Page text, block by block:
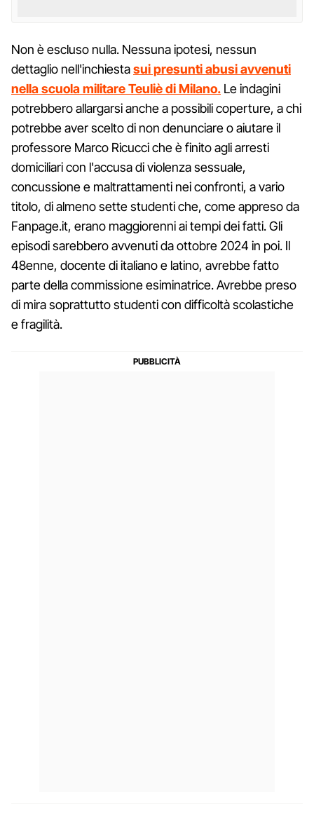
Non è escluso nulla. Nessuna ipotesi, nessun
dettaglio nell'inchiestasui presunti abusi avvenuti
nella scuola militare Teuliè di Milano. Le indagini
potrebbero allargarsi anche a possibili coperture, a chi
potrebbe aver scelto di non denunciare o aiutare il
professore Marco Ricucci che è finito agli arresti
domiciliari con l'accusa di violenza sessuale,
concussione e maltrattamenti nei confronti, a vario
titolo, di almeno sette studenti che, come appreso da
Fanpage.it, erano maggiorenni ai tempi dei fatti. Gli
episodi sarebbero avvenuti da ottobre 2024 in poi. Il
48enne, docente di italiano e latino, avrebbe fatto
parte della commissione esiminatrice. Avrebbe preso
di mira soprattutto studenti con difficoltà scolastiche
e fragilità.